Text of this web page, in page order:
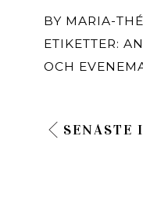
BY MARIA-
ETIKETTER:
OCH
SENASTE